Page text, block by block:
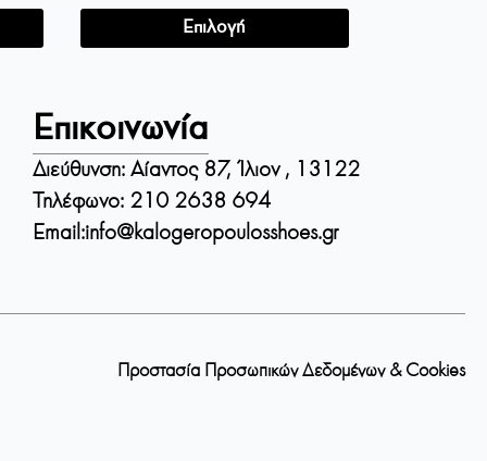
89.00 €.
είναι:
Επιλογή
το
πολλαπλές
παραλλαγές.
Οι
επιλογές
μπορούν
στη
Επικοινωνία
Διεύθυνση: Αίαντος 87, Ίλιον , 13122
Τηλέφωνο: 210 2638 694
Email:info@kalogeropoulosshoes.gr
Προστασία Προσωπικών Δεδομένων & Cookies